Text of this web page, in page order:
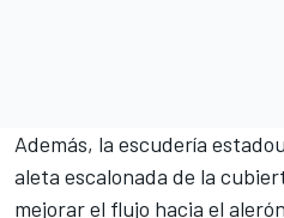
Además, la escudería
aleta escalonada de la
mejorar el flujo hacia el